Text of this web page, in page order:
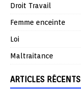
Droit Travail
Femme enceinte
Loi
Maltraitance
ARTICLES RÉCENTS